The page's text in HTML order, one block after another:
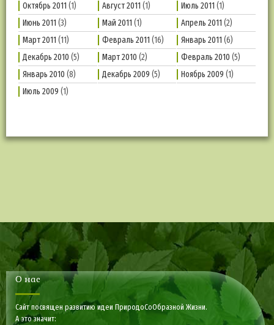
Октябрь 2011 (1) Август 2011 (1) Июль 2011 (1)
Июнь 2011 (3) Май 2011 (1) Апрель 2011 (2)
Март 2011 (11) Февраль 2011 (16) Январь 2011 (6)
Декабрь 2010 (5) Март 2010 (2) Февраль 2010 (5)
Январь 2010 (8) Декабрь 2009 (5) Ноябрь 2009 (1)
Июль 2009 (1)
О нас
Сайт посвящен развитию идеи ПриродоСоОбразной Жизни.
А это значит: